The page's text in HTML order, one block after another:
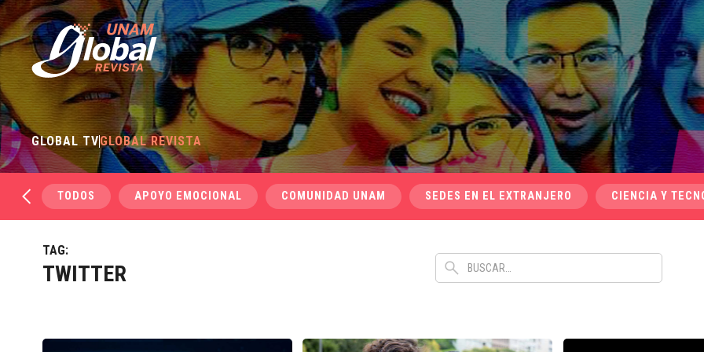
GLOBAL TVGLOBAL REVISTA
TODOS APOYO EMOCIONAL COMUNIDAD UNAM SEDES EN EL EXTRANJERO CIENCIA Y
TAG:
TWITTER